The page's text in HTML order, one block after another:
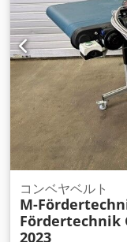
コンベヤベルト
M-
Fördertechnik
2023